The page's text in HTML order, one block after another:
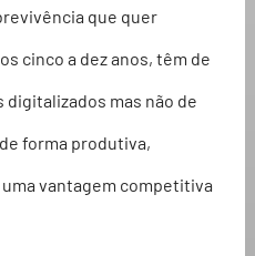
que quer
cinco a dez anos, têm de
mas não de
forma produtiva,
vantagem competitiva